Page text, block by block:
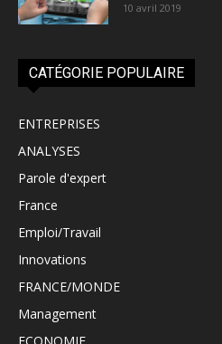
10 avril 2019
CATÉGORIE POPULAIRE
ENTREPRISES
ANALYSES
Parole d'expert
France
Emploi/Travail
Innovations
FRANCE/MONDE
Management